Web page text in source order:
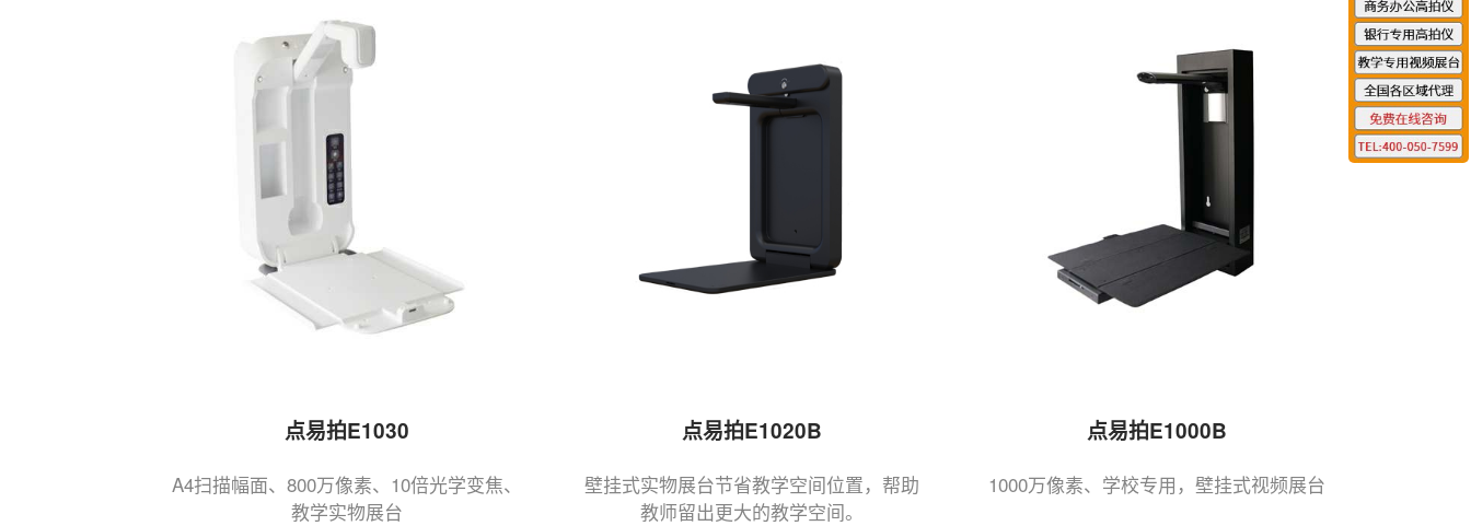
点易拍E1030
A4扫描幅面、800万像素、10倍光学变焦、
教学实物展台
点易拍E1020B
壁挂式实物展台节省教学空间位置，帮助
教师留出更大的教学空间。
点易拍E1000B
1000万像素、学校专用，壁挂式视频展台